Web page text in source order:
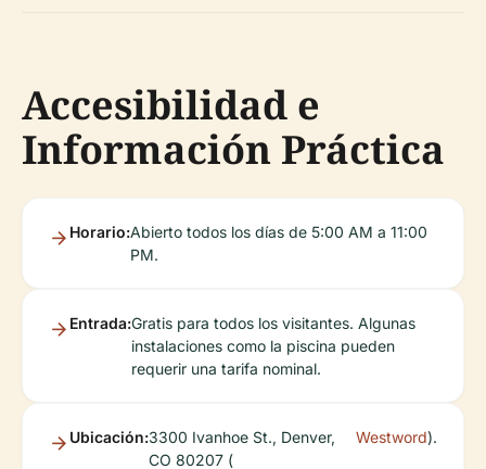
Accesibilidad e
Información Práctica
Horario:Abierto todos los días de 5:00 AM a 11:00
PM.
Entrada:Gratis para todos los visitantes. Algunas
instalaciones como la piscina pueden
requerir una tarifa nominal.
Ubicación:3300 Ivanhoe St., Denver,
CO 80207 (
Westword).